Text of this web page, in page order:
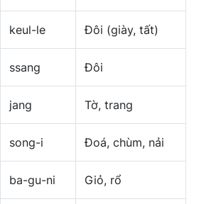
keul-le Đôi (giày, tất)
ssang Đôi
jang Tờ, trang
song-i Đoá, chùm, nải
ba-gu-ni Giỏ, rổ